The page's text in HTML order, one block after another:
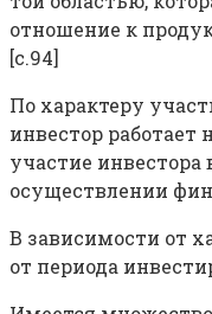
отношение к
[c.94]
По характеру
инвестор работает
участие
осуществлении
В зависимости от
от периода